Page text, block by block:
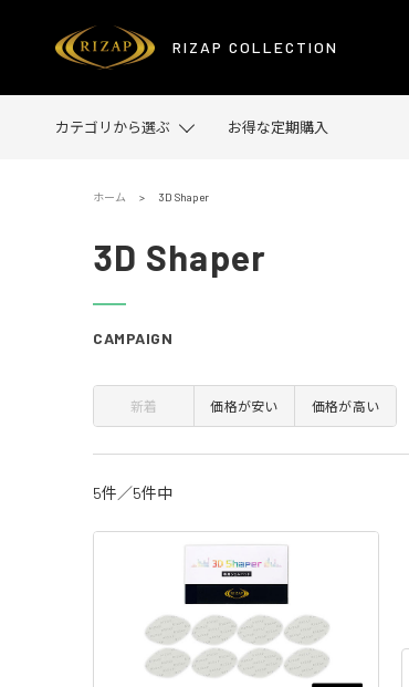
RIZAP COLLECTION
カテゴリから選ぶ お得な定期購入
ホーム 3D Shaper
3D Shaper
CAMPAIGN
新着 価格が安い 価格が高い
5件／5件中